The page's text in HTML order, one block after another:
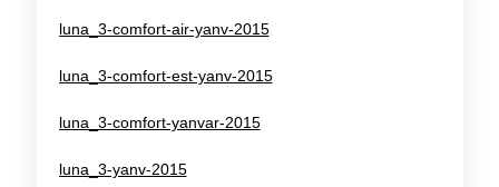
luna_3-comfort-air-yanv-2015
luna_3-comfort-est-yanv-2015
luna_3-comfort-yanvar-2015
luna_3-yanv-2015